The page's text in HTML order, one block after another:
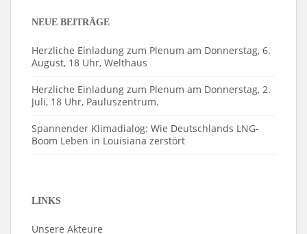
NEUE BEITRÄGE
Herzliche Einladung zum Plenum am Donnerstag, 6.
August, 18 Uhr, Welthaus
Herzliche Einladung zum Plenum am Donnerstag, 2.
Juli, 18 Uhr, Pauluszentrum.
Spannender Klimadialog: Wie Deutschlands LNG-
Boom Leben in Louisiana zerstört
LINKS
Unsere Akteure